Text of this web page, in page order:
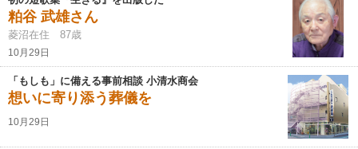
粕谷 武雄さん
菱沼在住 87歳
10月29日
「もしも」に備える事前相談 小清水商会
想いに寄り添う葬儀を
10月29日